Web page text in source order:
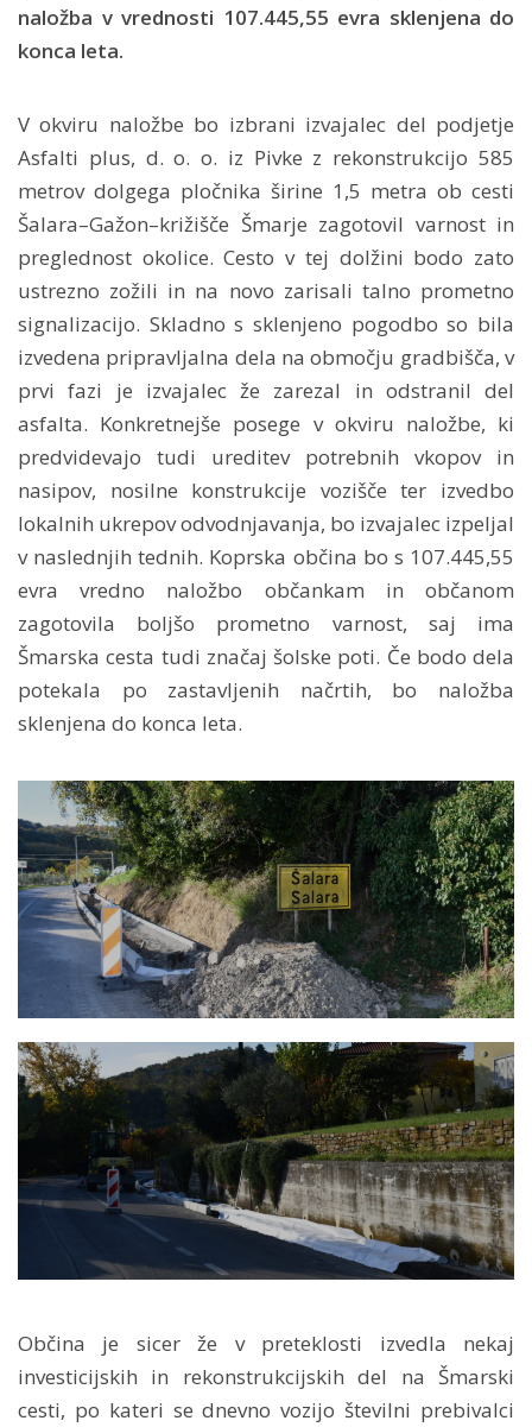
naložba v vrednosti 107.445,55 evra sklenjena do
konca leta.
V okviru naložbe bo izbrani izvajalec del podjetje
Asfalti plus, d. o. o. iz Pivke z rekonstrukcijo 585
metrov dolgega pločnika širine 1,5 metra ob cesti
Šalara–Gažon–križišče Šmarje zagotovil varnost in
preglednost okolice. Cesto v tej dolžini bodo zato
ustrezno zožili in na novo zarisali talno prometno
signalizacijo. Skladno s sklenjeno pogodbo so bila
izvedena pripravljalna dela na območju gradbišča, v
prvi fazi je izvajalec že zarezal in odstranil del
asfalta. Konkretnejše posege v okviru naložbe, ki
predvidevajo tudi ureditev potrebnih vkopov in
nasipov, nosilne konstrukcije vozišče ter izvedbo
lokalnih ukrepov odvodnjavanja, bo izvajalec izpeljal
v naslednjih tednih. Koprska občina bo s 107.445,55
evra vredno naložbo občankam in občanom
zagotovila boljšo prometno varnost, saj ima
Šmarska cesta tudi značaj šolske poti. Če bodo dela
potekala po zastavljenih načrtih, bo naložba
sklenjena do konca leta.
Občina je sicer že v preteklosti izvedla nekaj
investicijskih in rekonstrukcijskih del na Šmarski
cesti, po kateri se dnevno vozijo številni prebivalci